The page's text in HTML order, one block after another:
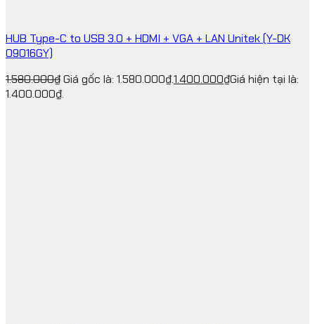
HUB Type-C to USB 3.0 + HDMI + VGA + LAN Unitek (Y-DK
09016GY)
1.580.000₫Giá gốc là: 1.580.000₫.1.400.000₫Giá hiện tại là:
1.400.000₫.